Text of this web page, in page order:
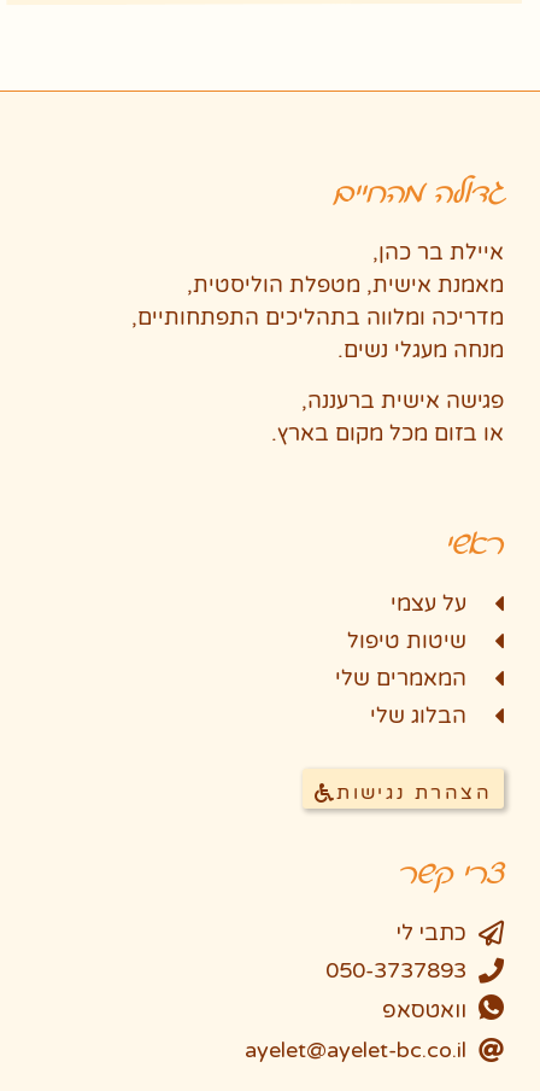
גדולה מהחיים
איילת בר כהן,
מאמנת אישית, מטפלת הוליסטית,
מדריכה ומלווה בתהליכים התפתחותיים,
מנחה מעגלי נשים.
פגישה אישית ברעננה,
או בזום מכל מקום בארץ.
ראשי
על עצמי
שיטות טיפול
המאמרים שלי
הבלוג שלי
הצהרת נגישות
צרי קשר
כתבי לי
050-3737893
וואטסאפ
ayelet@ayelet-bc.co.il